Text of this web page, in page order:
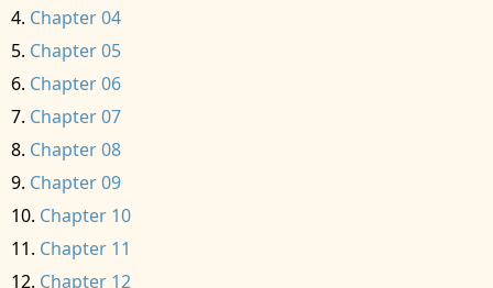
Chapter 04
Chapter 05
Chapter 06
Chapter 07
Chapter 08
Chapter 09
Chapter 10
Chapter 11
Chapter 12